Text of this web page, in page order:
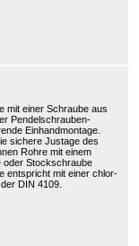
mit einer Schraube aus
Pendelschrauben-
Einhandmontage.
sichere Justage des
Rohre mit einem
oder Stockschraube
entspricht mit einer chlor-
DIN 4109.